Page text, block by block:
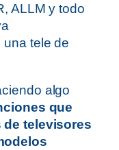
ALLM y todo
una tele de
algo
que
televisores